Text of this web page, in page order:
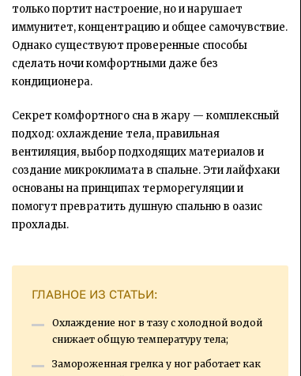
только портит настроение, но и нарушает
иммунитет, концентрацию и общее самочувствие.
Однако существуют проверенные способы
сделать ночи комфортными даже без
кондиционера.
Секрет комфортного сна в жару — комплексный
подход: охлаждение тела, правильная
вентиляция, выбор подходящих материалов и
создание микроклимата в спальне. Эти лайфхаки
основаны на принципах терморегуляции и
помогут превратить душную спальню в оазис
прохлады.
ГЛАВНОЕ ИЗ СТАТЬИ:
Охлаждение ног в тазу с холодной водой
снижает общую температуру тела;
Замороженная грелка у ног работает как